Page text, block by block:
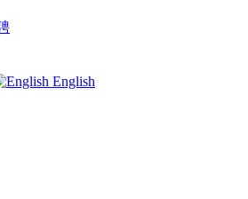
English